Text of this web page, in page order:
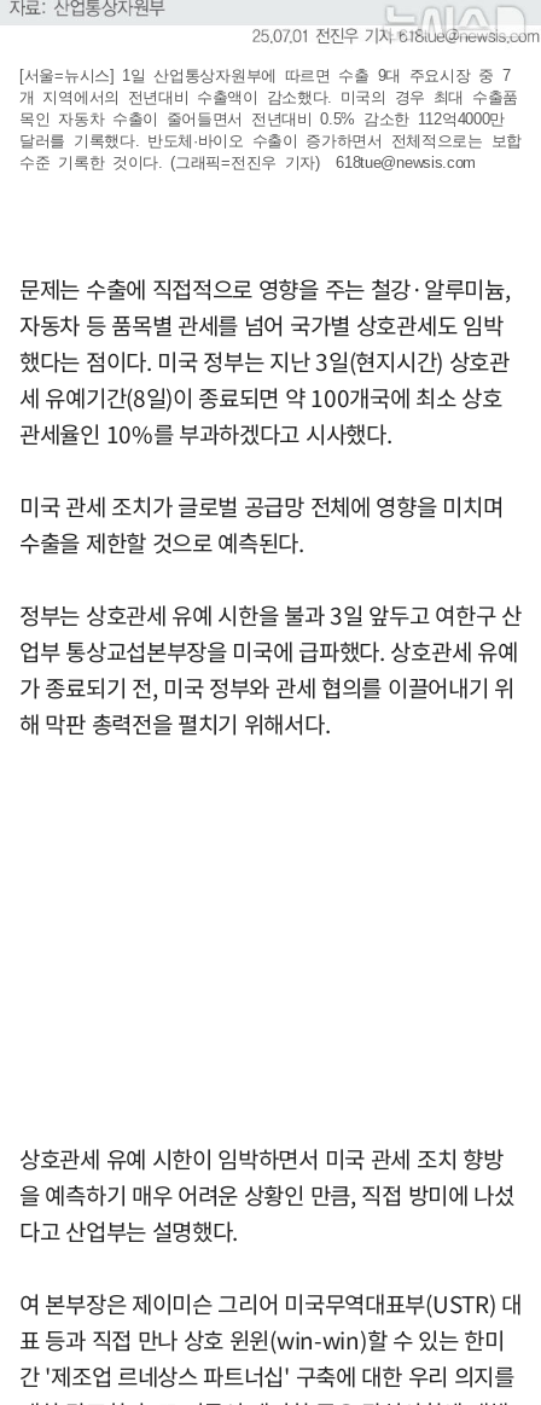
[서울=뉴시스] 1일 산업통상자원부에 따르면 수출 9대 주요시장 중 7
개 지역에서의 전년대비 수출액이 감소했다. 미국의 경우 최대 수출품
목인 자동차 수출이 줄어들면서 전년대비 0.5% 감소한 112억4000만
달러를 기록했다. 반도체·바이오 수출이 증가하면서 전체적으로는 보합
수준 기록한 것이다. (그래픽=전진우 기자)618tue@newsis.com
문제는 수출에 직접적으로 영향을 주는 철강·알루미늄,
자동차 등 품목별 관세를 넘어 국가별 상호관세도 임박
했다는 점이다. 미국 정부는 지난 3일(현지시간) 상호관
세 유예기간(8일)이 종료되면 약 100개국에 최소 상호
관세율인 10%를 부과하겠다고 시사했다.
미국 관세 조치가 글로벌 공급망 전체에 영향을 미치며
수출을 제한할 것으로 예측된다.
정부는 상호관세 유예 시한을 불과 3일 앞두고 여한구 산
업부 통상교섭본부장을 미국에 급파했다. 상호관세 유예
가 종료되기 전, 미국 정부와 관세 협의를 이끌어내기 위
해 막판 총력전을 펼치기 위해서다.
상호관세 유예 시한이 임박하면서 미국 관세 조치 향방
을 예측하기 매우 어려운 상황인 만큼, 직접 방미에 나섰
다고 산업부는 설명했다.
여 본부장은 제이미슨 그리어 미국무역대표부(USTR) 대
표 등과 직접 만나 상호 윈윈(win-win)할 수 있는 한미
간 '제조업 르네상스 파트너십' 구축에 대한 우리 의지를